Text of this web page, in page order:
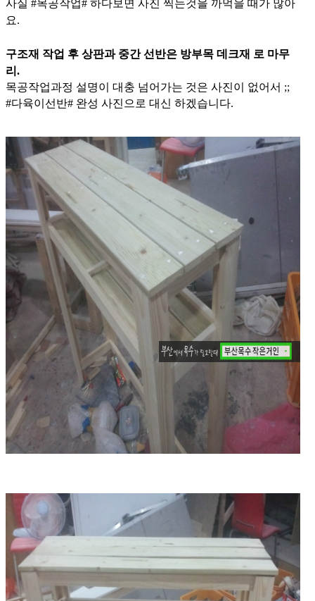
사실 #목공작업# 하다보면 사진 찍는것을 까먹을 때가 많아
요.
구조재 작업 후 상판과 중간 선반은 방부목 데크재 로 마무
리.
목공작업과정 설명이 대충 넘어가는 것은 사진이 없어서 ;;
#다육이선반# 완성 사진으로 대신 하겠습니다.